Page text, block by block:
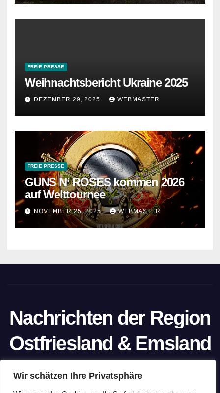
Wir schätzen Ihre Privatsphäre
FREIE PRESSE
Weihnachtsbericht Ukraine 2025
DEZEMBER 29, 2025 WEBMASTER
FREIE PRESSE
GUNS N‘ ROSES kommen 2026
auf Welttournee
NOVEMBER 25, 2025 WEBMASTER
Nachrichten der Region
Ostfriesland & Emsland